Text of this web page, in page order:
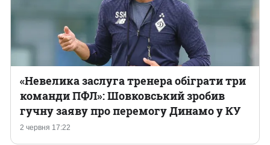
2 червня 17:22
«‎Невелика заслуга тренера обіграти три
команди ПФЛ»: Шовковський зробив
гучну заяву про перемогу Динамо у КУ